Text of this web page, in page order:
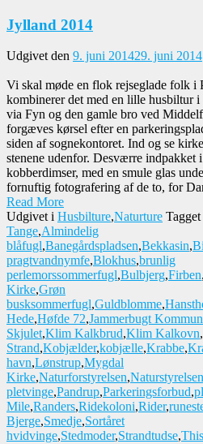
Jylland 2014
Udgivet den 9. juni 201429. juni 2014
Vi skal møde en flok rejseglade folk i
kombinerer det med en lille husbiltur
via Fyn og den gamle bro ved
forgæves kørsel efter en
siden af sognekontoret. Ind og se
stenene udenfor. Desværre indpakket
kobberdimser, med en smule glas
fornuftig fotografering af de to, for
Read More
Udgivet i Husbilture,Naturture Tagget
Tange,Almindelig
blåfugl,Banegårdspladsen,Bekkasin,
pragtvandnymfe,Blokhus,brunlig
perlemorssommerfugl,Bulbjerg,Firben,
Kirke,Grøn
busksommerfugl,Guldblomme,
Hede,Høfde 72,Jammerbugt
Skjulet,Klim Kalkbrud,Klim Kalkovn,
Strand,Kobjælder,kobjælle,Krabbe,
havn,Lønstrup,Mygdal
Kirke,Naturforstyrelsen,Naturstyrelsen
pletvinge,Pandrup,Parkeringsforbud,
Mile,Randers,Ridekoloni,Rider,
Bjerge,Smedje,Sortåret
hvidvinge,Stedmoder,Strandtudse,